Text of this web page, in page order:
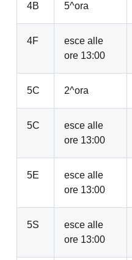
4B 5^ora
4F
esce alle
ore 13:00
5C 2^ora
5C
esce alle
ore 13:00
5E
esce alle
ore 13:00
5S
esce alle
ore 13:00